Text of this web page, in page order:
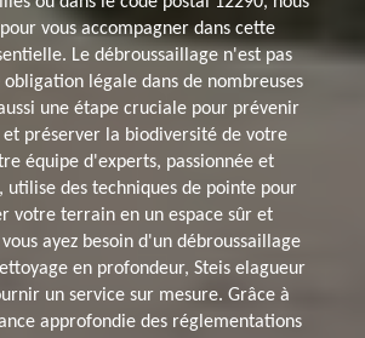
vous accompagner dans cette
Le débroussaillage n'est pas
légale dans de nombreuses
une étape cruciale pour prévenir
et préserver la biodiversité de votre
équipe d'experts, passionnée et
utilise des techniques de pointe pour
votre terrain en un espace sûr et
ayez besoin d'un débroussaillage
en profondeur, Steis elagueur
un service sur mesure. Grâce à
approfondie des réglementations